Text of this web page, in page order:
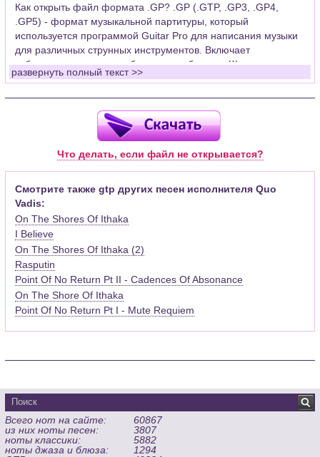
Как открыть файл формата .GP? .GP (.GTP, .GP3, .GP4,
.GP5) - формат музыкальной партитуры, который
используется программой Guitar Pro для написания музыки
для различных струнных инструментов. Включает
табулатуры для гитары, бас-гитары, банджо. Широко
применяется для создания партитур, которые затем
Для открытия нот этого формата Вам необходимо
установить у себя на рабочем компьютере программу Guitar
Pro (желательно, последней версии). Скачать её можно с
официального сайта программы (Скачать) или найти
Функционал программы:
Запись музыкальных произведений для гитары, бас-гитары,
банджо и множества других инструментов и ансамблей в
виде табулатур или нотной графики (при создании
табулатуры отображается соответствующая ей строчка с
нотами и наоборот);
Создание произведений для духовых, струнных, клавишных
и других музыкальных инструментов;
Интеграция текста песен в ноты и привязка его к нотам
Встроенный определитель и визуализатор аккордов для
Экспортирование музыкальных партитур в MIDI, ASCII,
MusicXML, WAV, PNG, PDF, GP5 (в Guitar Pro 6), подготовка к
печати;
Импортирование из MIDI, ASCII,MusicXML, Power Tab (.ptb),
TablEdit (.tef)
развернуть полный текст >>
Что делать, если файл не открывается?
Смотрите также gtp других песен исполнителя Quo
Vadis:
On The Shores Of Ithaka
I Believe
On The Shores Of Ithaka (2)
Rasputin
Point Of No Return Pt II - Cadences Of Absonance
On The Shore Of Ithaka
Point Of No Return Pt I - Mute Requiem
Всего нот на сайте:
60867
из них ноты песен:
3807
ноты классики:
5882
ноты джаза и блюза:
1294